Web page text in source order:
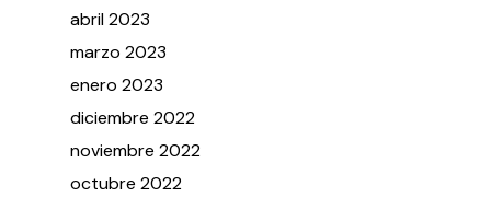
abril2023
marzo2023
enero2023
diciembre2022
noviembre2022
octubre2022